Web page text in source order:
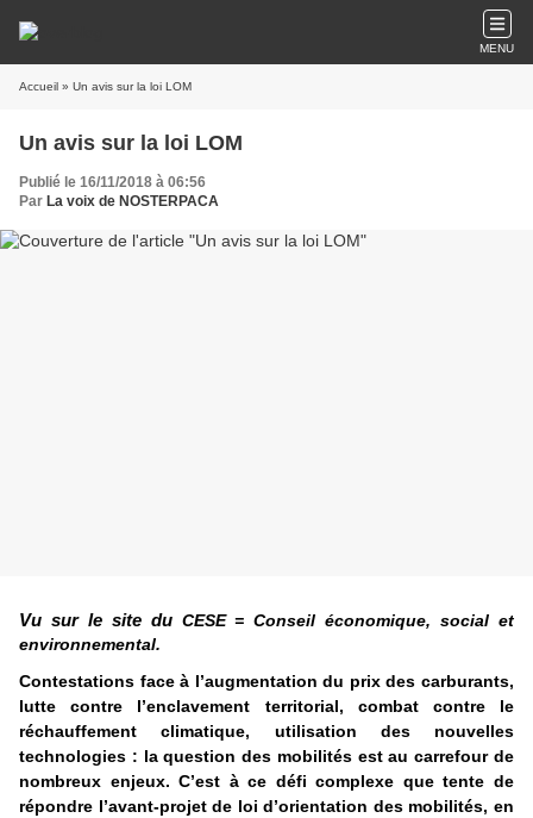
MENU
Accueil » Un avis sur la loi LOM
Un avis sur la loi LOM
Publié le 16/11/2018 à 06:56
Par La voix de NOSTERPACA
Vu sur le site duCESE = Conseil économique, social et
environnemental.
Contestations face à l’augmentation du prix des carburants,
lutte contre l’enclavement territorial, combat contre le
réchauffement climatique, utilisation des nouvelles
technologies : la question des mobilités est au carrefour de
nombreux enjeux. C’est à ce défi complexe que tente de
répondre l’avant-projet de loi d’orientation des mobilités, en